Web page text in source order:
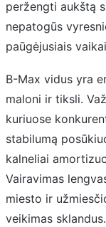
peržengti aukštą
nepatogūs
paūgėjusiais
B-Max vidus yra
maloni ir tiksli.
kuriuose
stabilumą
kalneliai
Vairavimas
miesto ir
veikimas sklandus.